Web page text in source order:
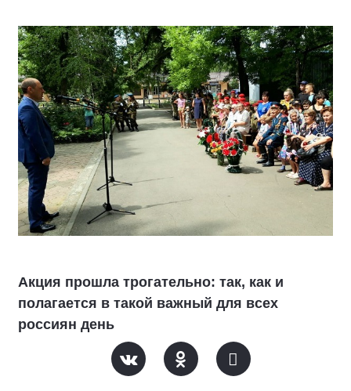
Акция прошла трогательно: так, как и
полагается в такой важный для всех
россиян день